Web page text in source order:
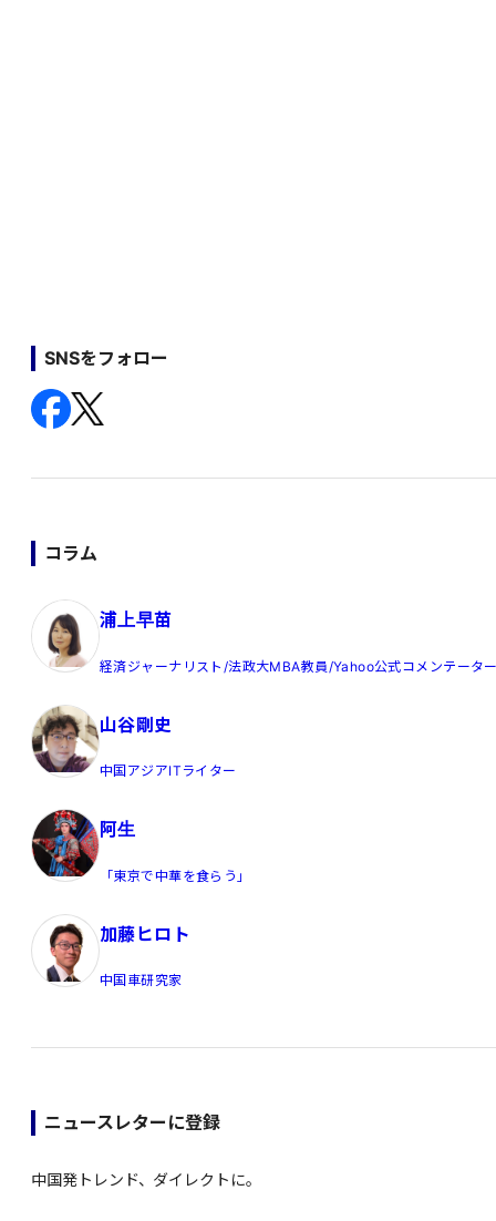
SNSをフォロー
コラム
浦上早苗
経済ジャーナリスト/法政大MBA教員/Yahoo公式コメンテータ
山谷剛史
中国アジアITライター
阿生
「東京で中華を食らう」
加藤ヒロト
中国車研究家
ニュースレターに登録
中国発トレンド、ダイレクトに。